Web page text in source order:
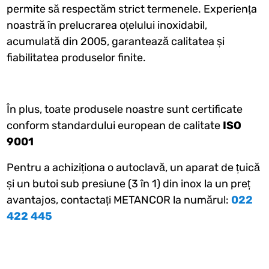
permite să respectăm strict termenele. Experiența
noastră în prelucrarea oțelului inoxidabil,
acumulată din 2005, garantează calitatea și
fiabilitatea produselor finite.
În plus, toate produsele noastre sunt certificate
conform standardului european de calitate ISO
9001
Pentru a achiziționa o autoclavă, un aparat de țuică
și un butoi sub presiune (3 în 1) din inox la un preț
avantajos, contactați METANCOR la numărul: 022
422 445